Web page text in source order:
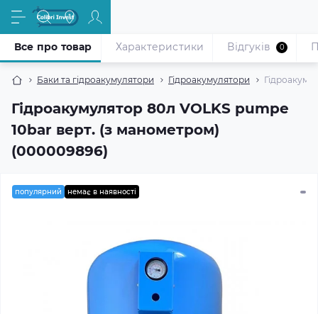
Баки та гідроакумулятори Гідроакумулятори
Гідроакумулятор 80л VOLKS pumpe
10bar верт. (з манометром)
(000009896)
Все про товар Характеристики Відгуків 0
популярний немає в наявності